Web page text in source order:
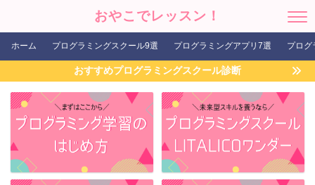
おやこでレッスン！
ホーム プログラミングスクール9選 プログラミングアプリ7選 プログ
おすすめプログラミングスクール診断